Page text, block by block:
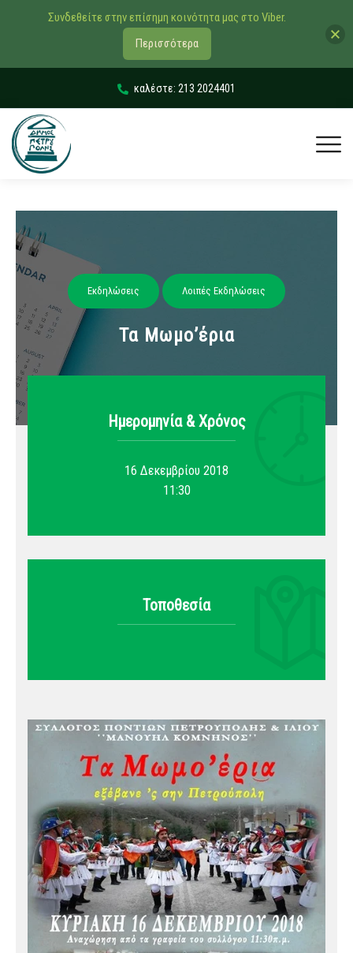
καλέστε: 213 2024401
Εκδηλώσεις Λοιπές Εκδηλώσεις
Τα Μωμο’έρια
Ημερομηνία & Xρόνος
16 Δεκεμβρίου 2018
11:30
Τοποθεσία
Συνδεθείτε στην επίσημη κοινότητα μας στο Viber.
Περισσότερα